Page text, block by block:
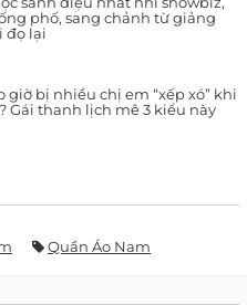
phố, sang chảnh từ giảng
đọ lại
giờ bị nhiều chị em “xếp xó” khi
Gái thanh lịch mê 3 kiểu này
Quần Áo Nam